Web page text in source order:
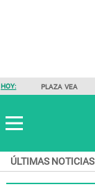
HOY: PLAZA VEA
ÚLTIMAS NOTICIAS